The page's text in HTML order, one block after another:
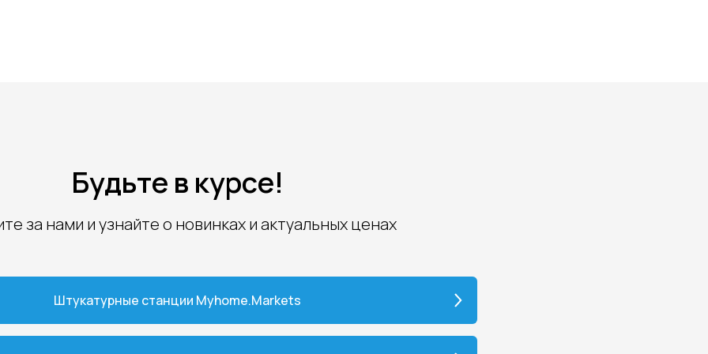
Будьте в курсе!
за нами и узнайте о новинках и актуальных ценах
Штукатурные станции Myhome.Markets